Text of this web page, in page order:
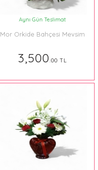
Aynı Gün Teslimat
Mor Orkide Bahçesi Mevsim
3,500.00 TL